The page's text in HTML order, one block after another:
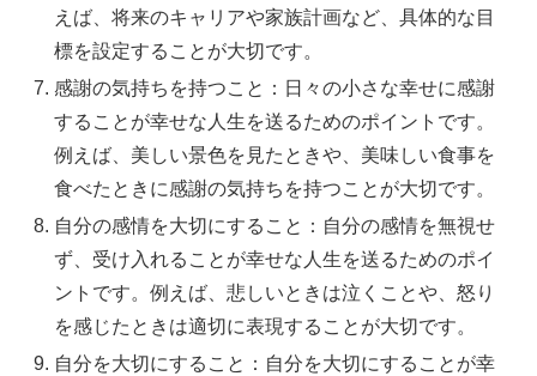
えば、将来のキャリアや家族計画など、具体的な目
標を設定することが大切です。
感謝の気持ちを持つこと：日々の小さな幸せに感謝
することが幸せな人生を送るためのポイントです。
例えば、美しい景色を見たときや、美味しい食事を
食べたときに感謝の気持ちを持つことが大切です。
自分の感情を大切にすること：自分の感情を無視せ
ず、受け入れることが幸せな人生を送るためのポイ
ントです。例えば、悲しいときは泣くことや、怒り
を感じたときは適切に表現することが大切です。
自分を大切にすること：自分を大切にすることが幸